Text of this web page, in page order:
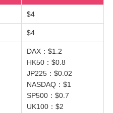
$4
$4
DAX：$1.2
HK50：$0.8
JP225：$0.02
NASDAQ：$1
SP500：$0.7
UK100：$2